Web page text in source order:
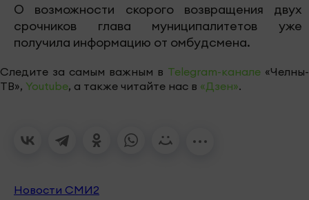
О возможности скорого возвращения двух
срочников глава муниципалитетов уже
получила информацию от омбудсмена.
Следите за самым важным в Telegram-канале «Челны-
ТВ», Youtube, а также читайте нас в «Дзен».
Новости СМИ2